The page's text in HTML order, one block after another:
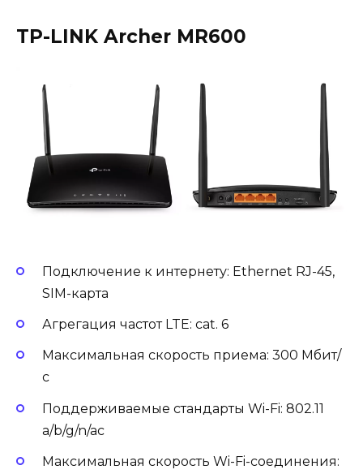
TP-LINK Archer MR600
Подключение к интернету: Ethernet RJ-45,
SIM-карта
Агрегация частот LTE: cat. 6
Максимальная скорость приема: 300 Мбит/
с
Поддерживаемые стандарты Wi-Fi: 802.11
a/b/g/n/ac
Максимальная скорость Wi-Fi-соединения: